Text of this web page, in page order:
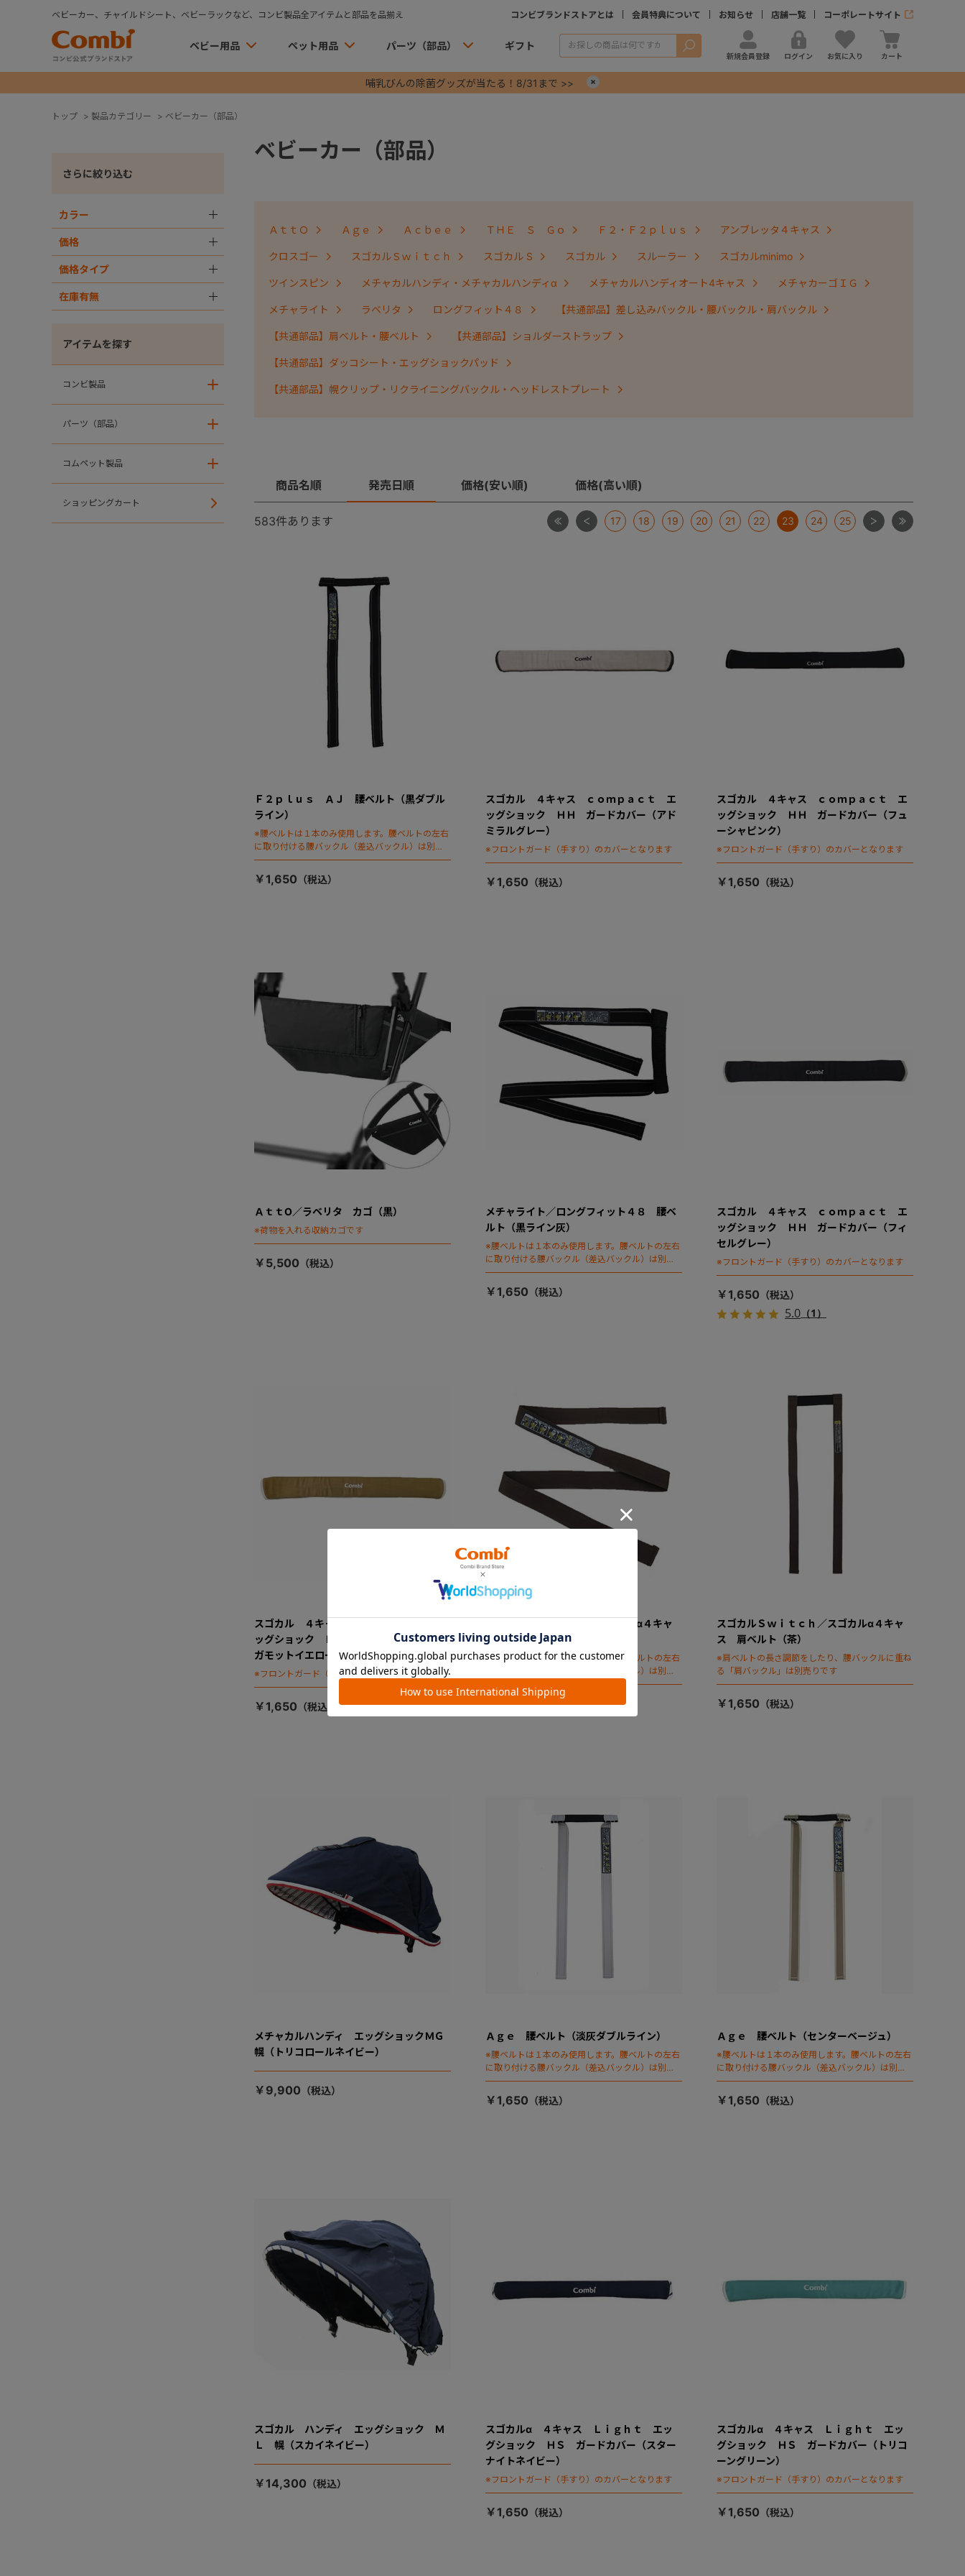
ベビーカー、チャイルドシート、ベビーラックなど、コンビ製品全アイテムと部品を品揃え コンビブランドストアとは 会員特典について お知らせ 店舗一覧 コーポレートサイト
ベビー用品 ペット用品 パーツ（部品） ギフト 検索
新規会員登録 ログイン お気に入り カート
哺乳びんの除菌グッズが当たる！8/31まで >>
トップ > 製品カテゴリー > ベビーカー（部品）
さらに絞り込む
カラー
価格
価格タイプ
在庫有無
アイテムを探す
コンビ製品
パーツ（部品）
コムペット製品
ショッピングカート
ベビーカー（部品）
ＡｔｔＯ Ａｇｅ Ａｃｂｅｅ ＴＨＥ Ｓ Ｇｏ Ｆ２・Ｆ２ｐｌｕｓ アンブレッタ４キャス
クロスゴー スゴカルＳｗｉｔｃｈ スゴカル S スゴカル スルーラー スゴカルminimo
ツインスピン メチャカルハンディ・メチャカルハンディα メチャカルハンディオート4キャス メチャカーゴＩＧ
メチャライト ラベリタ ロングフィット４８ 【共通部品】差し込みバックル・腰バックル・肩バックル
【共通部品】肩ベルト・腰ベルト 【共通部品】ショルダーストラップ
【共通部品】ダッコシート・エッグショックパッド
【共通部品】幌クリップ・リクライニングバックル・ヘッドレストプレート
商品名順 発売日順 価格(安い順) 価格(高い順)
583件あります 最初 前 17 18 19 20 21 22 23 24 25 次 最後
Ｆ２ｐｌｕｓ ＡＪ 腰ベルト（黒ダブル
ライン）
※腰ベルトは１本のみ使用します。腰ベルトの左右
に取り付ける腰バックル（差込バックル）は別売
りです
￥1,650
スゴカル ４キャス ｃｏｍｐａｃｔ エ
ッグショック ＨＨ ガードカバー（アド
ミラルグレー）
※フロントガード（手すり）のカバーとなります
￥1,650
スゴカル ４キャス ｃｏｍｐａｃｔ エ
ッグショック ＨＨ ガードカバー（フュ
ーシャピンク）
※フロントガード（手すり）のカバーとなります
￥1,650
ＡｔｔO／ラベリタ カゴ（黒）
※荷物を入れる収納カゴです
￥5,500
メチャライト／ロングフィット４８ 腰ベ
ルト（黒ライン灰）
※腰ベルトは１本のみ使用します。腰ベルトの左右
に取り付ける腰バックル（差込バックル）は別売
りです
￥1,650
スゴカル ４キャス ｃｏｍｐａｃｔ エ
ッグショック ＨＨ ガードカバー（フィ
セルグレー）
※フロントガード（手すり）のカバーとなります
￥1,650
5.0（1）
スゴカル ４キャス ｃｏｍｐａｃｔ エ
ッグショック ＨＨ ガードカバー（ベル
ガモットイエロー）
※フロントガード（手すり）のカバーとなります
￥1,650
スゴカルＳｗｉｔｃｈ／スゴカルα４キャ
ス 腰ベルト（茶）
※腰ベルトは１本のみ使用します。腰ベルトの左右
に取り付ける腰バックル（差込バックル）は別売
￥1,650
スゴカルＳｗｉｔｃｈ／スゴカルα４キャ
ス 肩ベルト（茶）
※肩ベルトの長さ調節をしたり、腰バックルに重ね
る「肩バックル」は別売りです
￥1,650
メチャカルハンディ エッグショックＭＧ
幌（トリコロールネイビー）
￥9,900
Ａｇｅ 腰ベルト（淡灰ダブルライン）
※腰ベルトは１本のみ使用します。腰ベルトの左右
に取り付ける腰バックル（差込バックル）は別売
りです
￥1,650
Ａｇｅ 腰ベルト（センターベージュ）
※腰ベルトは１本のみ使用します。腰ベルトの左右
に取り付ける腰バックル（差込バックル）は別売
りです
￥1,650
スゴカル ハンディ エッグショック Ｍ
Ｌ 幌（スカイネイビー）
￥14,300
スゴカルα ４キャス Ｌｉｇｈｔ エッ
グショック ＨＳ ガードカバー（スター
ナイトネイビー）
※フロントガード（手すり）のカバーとなります
￥1,650
スゴカルα ４キャス Ｌｉｇｈｔ エッ
グショック ＨＳ ガードカバー（トリコ
ーングリーン）
※フロントガード（手すり）のカバーとなります
￥1,650